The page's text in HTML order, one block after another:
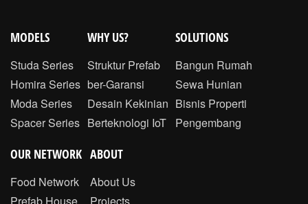
MODELS
Studa Series
Homira Series
Moda Series
Spacer Series
WHY US?
Struktur Prefab
ber-Garansi
Desain Kekinian
Berteknologi IoT
SOLUTIONS
Bangun Rumah
Sewa Hunian
Bisnis Properti
Pengembang
OUR NETWORK
Food Network
Prefab House
ABOUT
About Us
Projects